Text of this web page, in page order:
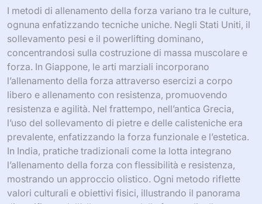
I metodi di allenamento della forza variano tra le culture,
ognuna enfatizzando tecniche uniche. Negli Stati Uniti, il
sollevamento pesi e il powerlifting dominano,
concentrandosi sulla costruzione di massa muscolare e
forza. In Giappone, le arti marziali incorporano
l’allenamento della forza attraverso esercizi a corpo
libero e allenamento con resistenza, promuovendo
resistenza e agilità. Nel frattempo, nell’antica Grecia,
l’uso del sollevamento di pietre e delle calisteniche era
prevalente, enfatizzando la forza funzionale e l’estetica.
In India, pratiche tradizionali come la lotta integrano
l’allenamento della forza con flessibilità e resistenza,
mostrando un approccio olistico. Ogni metodo riflette
valori culturali e obiettivi fisici, illustrando il panorama